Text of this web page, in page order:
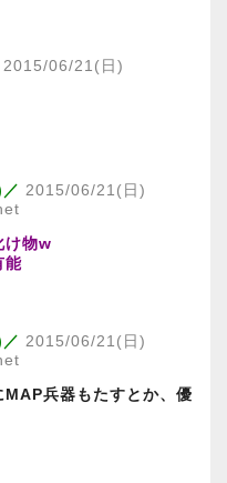
2015/06/21(日)
2015/06/21(日)
け物w
能
2015/06/21(日)
兵器もたすとか、優